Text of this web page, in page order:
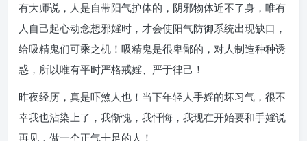
有大师说，人是自带阳气护体的，阴邪物体近不了身，唯有
人自己起心动念想邪婬时，才会使阳气防御系统出现缺口，
给吸精鬼们可乘之机！吸精鬼是很卑鄙的，对人制造种种诱
惑，所以唯有平时严格戒婬、严于律己！
昨夜经历，真是吓煞人也！当下年轻人手婬的坏习气，很不
幸我也沾染上了，我惭愧，我忏悔，我现在开始要和手婬说
再见，做一个正气十足的人！